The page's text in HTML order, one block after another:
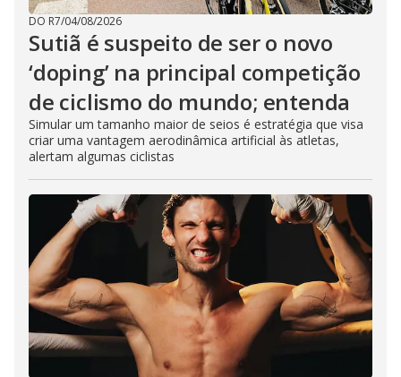
DO R7/04/08/2026
Sutiã é suspeito de ser o novo
‘doping’ na principal competição
de ciclismo do mundo; entenda
Simular um tamanho maior de seios é estratégia que visa
criar uma vantagem aerodinâmica artificial às atletas,
alertam algumas ciclistas